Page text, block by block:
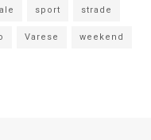
sport strade
Varese weekend